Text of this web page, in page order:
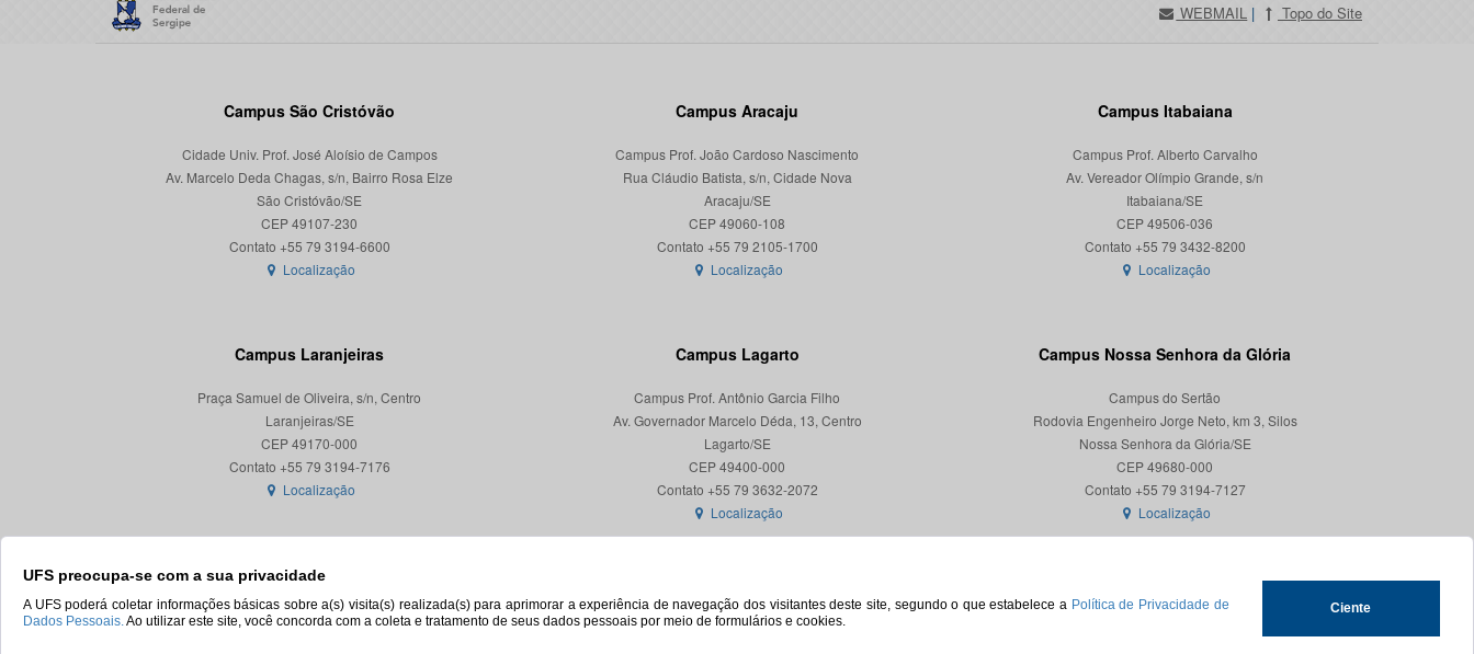
UFS preocupa-se com a sua privacidade
A UFS poderá coletar informações básicas sobre a(s) visita(s) realizada(s) para aprimorar a experiência de navegação dos visitantes deste site, segundo o que estabelece a Política de Privacidade de
Dados Pessoais.Ao utilizar este site, você concorda com a coleta e tratamento de seus dados pessoais por meio de formulários e cookies.
Ciente
WEBMAIL | Topo do Site
Campus São Cristóvão
Cidade Univ. Prof. José Aloísio de Campos
Av. Marcelo Deda Chagas, s/n, Bairro Rosa Elze
São Cristóvão/SE
CEP 49107-230
Localização
Campus Aracaju
Campus Prof. João Cardoso Nascimento
Rua Cláudio Batista, s/n, Cidade Nova
Aracaju/SE
CEP 49060-108
Localização
Campus Itabaiana
Campus Prof. Alberto Carvalho
Av. Vereador Olímpio Grande, s/n
Itabaiana/SE
CEP 49506-036
Localização
Campus Laranjeiras
Praça Samuel de Oliveira, s/n, Centro
Laranjeiras/SE
CEP 49170-000
Localização
Campus Lagarto
Campus Prof. Antônio Garcia Filho
Av. Governador Marcelo Déda, 13, Centro
Lagarto/SE
CEP 49400-000
Localização
Campus Nossa Senhora da Glória
Campus do Sertão
Rodovia Engenheiro Jorge Neto, km 3, Silos
Nossa Senhora da Glória/SE
CEP 49680-000
Contato +55 79 3194-7127
Localização
© 2026. Todos os direitos reservados. Universidade Federal de Sergipe.